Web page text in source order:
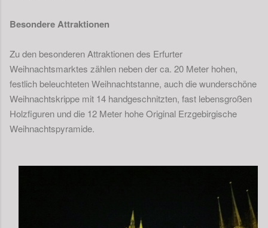
Besondere Attraktionen
Zu den besonderen Attraktionen des Erfurter
Weihnachtsmarktes zählen neben der ca. 20 Meter hohen,
festlich beleuchteten Weihnachtstanne, auch die wunderschöne
Weihnachtskrippe mit 14 handgeschnitzten, fast lebensgroßen
Holzfiguren und die 12 Meter hohe Original Erzgebirgische
Weihnachtspyramide.